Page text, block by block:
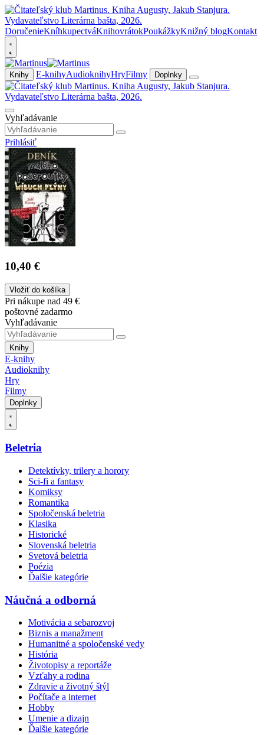
DoručenieKníhkupectváKnihovrátokPoukážkyKnižný blogKontakt
Knihy E-knihyAudioknihyHryFilmy Doplnky
Vyhľadávanie
Prihlásiť
10,40 €
Vložiť do košíka
Pri nákupe nad 49 €
poštovné zadarmo
Vyhľadávanie
Knihy
E-knihy
Audioknihy
Hry
Filmy
Doplnky
Beletria
Detektívky, trilery a horory
Sci-fi a fantasy
Komiksy
Romantika
Spoločenská beletria
Klasika
Historické
Slovenská beletria
Svetová beletria
Poézia
Ďalšie kategórie
Náučná a odborná
Motivácia a sebarozvoj
Biznis a manažment
Humanitné a spoločenské vedy
História
Životopisy a reportáže
Vzťahy a rodina
Zdravie a životný štýl
Počítače a internet
Hobby
Umenie a dizajn
Ďalšie kategórie